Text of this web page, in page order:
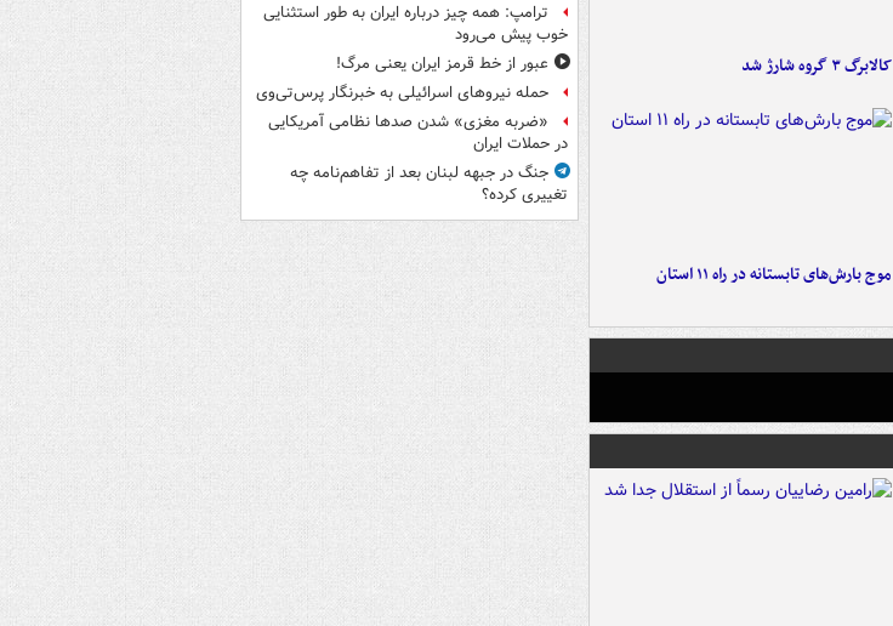
کالابرگ ۳ گروه شارژ شد
موج بارش‌های تابستانه در راه ۱۱ استان
ترامپ: همه چیز درباره ایران به طور استثنایی
خوب پیش می‌رود
عبور از خط قرمز ایران یعنی مرگ!
حمله نیروهای اسرائیلی به خبرنگار پرس‌تی‌وی
«ضربه مغزی» شدن صدها نظامی آمریکایی
در حملات ایران
جنگ در جبهه لبنان بعد از تفاهم‌نامه چه
تغییری کرده؟